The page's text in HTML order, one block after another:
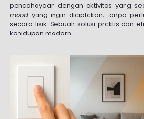
pencahayaan dengan aktivitas yang
mood yang ingin diciptakan, tanpa
secara fisik. Sebuah solusi praktis dan
kehidupan modern.